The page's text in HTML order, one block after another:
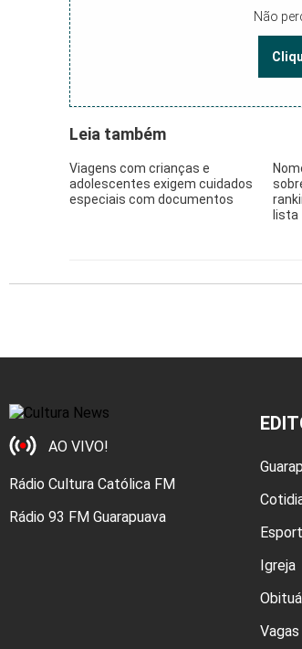
Não
Leia também
Viagens com crianças e
adolescentes exigem cuidados
especiais com documentos
lista
AO VIVO!
Rádio Cultura Católica FM
Rádio 93 FM Guarapuava
Igreja